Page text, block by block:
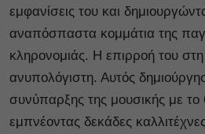
εμφανίσεις του και
αναπόσπαστα κομμάτια της
κληρονομιάς. Η επιρροή του στη
ανυπολόγιστη. Αυτός
συνύπαρξης της μουσικής με το
εμπνέοντας δεκάδες